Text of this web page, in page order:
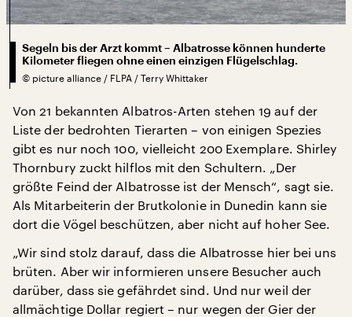
Segeln bis der Arzt kommt – Albatrosse können hunderte
Kilometer fliegen ohne einen einzigen Flügelschlag.
© picture alliance / FLPA / Terry Whittaker
Von 21 bekannten Albatros-Arten stehen 19 auf der
Liste der bedrohten Tierarten – von einigen Spezies
gibt es nur noch 100, vielleicht 200 Exemplare. Shirley
Thornbury zuckt hilflos mit den Schultern. „Der
größte Feind der Albatrosse ist der Mensch“, sagt sie.
Als Mitarbeiterin der Brutkolonie in Dunedin kann sie
dort die Vögel beschützen, aber nicht auf hoher See.
„Wir sind stolz darauf, dass die Albatrosse hier bei uns
brüten. Aber wir informieren unsere Besucher auch
darüber, dass sie gefährdet sind. Und nur weil der
allmächtige Dollar regiert – nur wegen der Gier der